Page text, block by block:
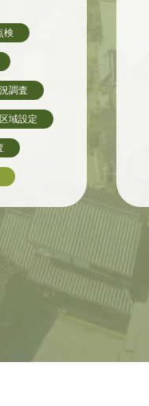
検
調査
域設定